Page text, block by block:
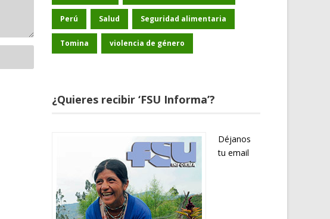
Perú Salud Seguridad alimentaria
Tomina violencia de género
¿Quieres recibir ‘FSU Informa’?
Déjanos
tu email